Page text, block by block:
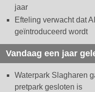
jaar
Efteling verwacht dat
geïntroduceerd wordt
Vandaag een jaar
Waterpark Slagharen
pretpark gesloten is